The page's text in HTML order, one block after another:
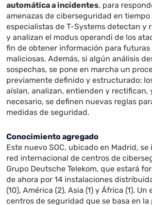
automática a incidentes, para
amenazas de ciberseguridad en tiempo
especialistas de T-Systems detectan y
y analizan el modus operandi de los
fin de obtener información para futuras
maliciosas. Además, si algún análisis
sospechas, se pone en marcha un
previamente definido y estructurado:
aíslan, analizan, entienden y rectifican,
necesario, se definen nuevas reglas
medidas de seguridad.
Conocimiento agregado
Este nuevo SOC, ubicado en Madrid, se
red internacional de centros de
Grupo Deutsche Telekom, que estará
de ahora por 14 instalaciones
(10), América (2), Asia (1) y África (1).
centros de seguridad que se basa en la